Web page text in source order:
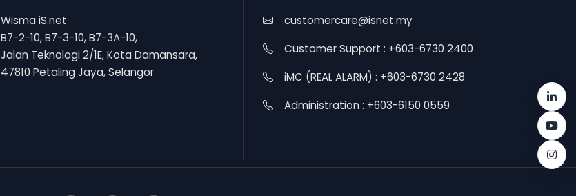
Wisma iS.net
B7-2-10, B7-3-10, B7-3A-10,
Jalan Teknologi 2/1E, Kota Damansara,
47810 Petaling Jaya, Selangor.
customercare@isnet.my
Customer Support : +603-6730 2400
iMC (REAL ALARM) : +603-6730 2428
Administration : +603-6150 0559